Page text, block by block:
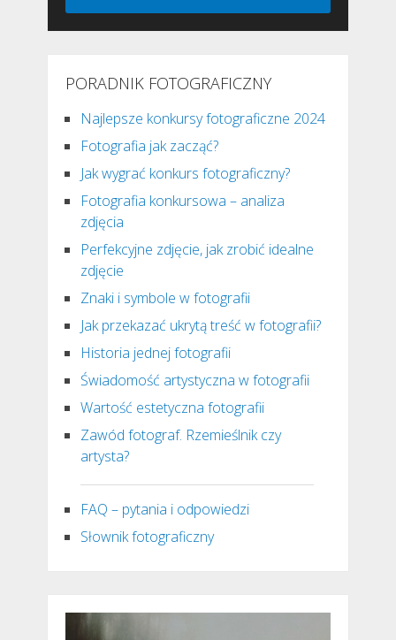
PORADNIK FOTOGRAFICZNY
Najlepsze konkursy fotograficzne 2024
Fotografia jak zacząć?
Jak wygrać konkurs fotograficzny?
Fotografia konkursowa – analiza
zdjęcia
Perfekcyjne zdjęcie, jak zrobić idealne
zdjęcie
Znaki i symbole w fotografii
Jak przekazać ukrytą treść w fotografii?
Historia jednej fotografii
Świadomość artystyczna w fotografii
Wartość estetyczna fotografii
Zawód fotograf. Rzemieślnik czy
artysta?
FAQ – pytania i odpowiedzi
Słownik fotograficzny